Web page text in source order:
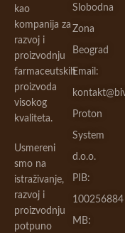
kao
kompanija za
razvoj i
proizvodnju
farmaceutskih
proizvoda
visokog
kvaliteta.
Usmereni
smo na
istraživanje,
razvoj i
proizvodnju
potpuno
Slobodna
Zona
Beograd
Email:
Proton
System
d.o.o.
PIB:
100256884
MB: